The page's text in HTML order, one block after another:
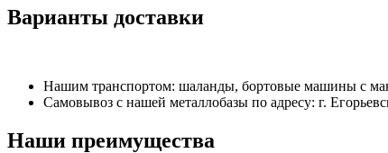
Варианты доставки
Нашим транспортом: шаланды, бортовые машины с
Самовывоз с нашей металлобазы по адресу: г.
Наши преимущества